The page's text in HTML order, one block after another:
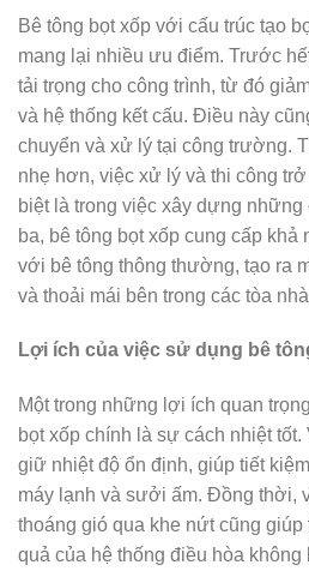
Bê tông bọt xốp với cấu trúc tạo
mang lại nhiều ưu điểm. Trước
tải trọng cho công trình, từ đó
và hệ thống kết cấu. Điều này
chuyển và xử lý tại công trường.
nhẹ hơn, việc xử lý và thi công
biệt là trong việc xây dựng
ba, bê tông bọt xốp cung cấp khả
với bê tông thông thường, tạo ra
và thoải mái bên trong các tòa
Lợi ích của việc sử dụng bê
Một trong những lợi ích quan
bọt xốp chính là sự cách nhiệt
giữ nhiệt độ ổn định, giúp tiết
máy lạnh và sưởi ấm. Đồng thời,
thoáng gió qua khe nứt cũng
quả của hệ thống điều hòa không